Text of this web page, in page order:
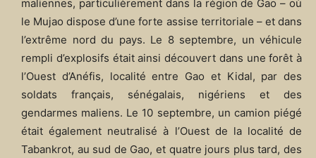
maliennes, particulièrement dans la région de Gao – où
le Mujao dispose d’une forte assise territoriale – et dans
l’extrême nord du pays. Le 8 septembre, un véhicule
rempli d’explosifs était ainsi découvert dans une forêt à
l’Ouest d’Anéfis, localité entre Gao et Kidal, par des
soldats français, sénégalais, nigériens et des
gendarmes maliens. Le 10 septembre, un camion piégé
était également neutralisé à l’Ouest de la localité de
Tabankrot, au sud de Gao, et quatre jours plus tard, des